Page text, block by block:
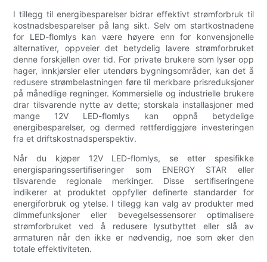
I tillegg til energibesparelser bidrar effektivt strømforbruk til
kostnadsbesparelser på lang sikt. Selv om startkostnadene
for LED-flomlys kan være høyere enn for konvensjonelle
alternativer, oppveier det betydelig lavere strømforbruket
denne forskjellen over tid. For private brukere som lyser opp
hager, innkjørsler eller utendørs bygningsområder, kan det å
redusere strømbelastningen føre til merkbare prisreduksjoner
på månedlige regninger. Kommersielle og industrielle brukere
drar tilsvarende nytte av dette; storskala installasjoner med
mange 12V LED-flomlys kan oppnå betydelige
energibesparelser, og dermed rettferdiggjøre investeringen
fra et driftskostnadsperspektiv.
Når du kjøper 12V LED-flomlys, se etter spesifikke
energisparingssertifiseringer som ENERGY STAR eller
tilsvarende regionale merkinger. Disse sertifiseringene
indikerer at produktet oppfyller definerte standarder for
energiforbruk og ytelse. I tillegg kan valg av produkter med
dimmefunksjoner eller bevegelsessensorer optimalisere
strømforbruket ved å redusere lysutbyttet eller slå av
armaturen når den ikke er nødvendig, noe som øker den
totale effektiviteten.